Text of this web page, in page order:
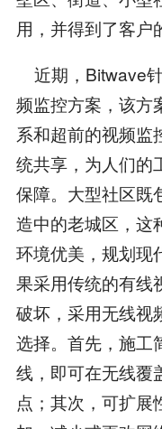
用，并得到了客户
近期，Bitwave
频监控方案，该方
系和超前的视频监
统共享，为人们的
保障。大型社区既
造中的老城区，这
环境优美，规划现
果采用传统的有线
破坏，采用无线视
选择。首先，施工
线，即可在无线覆
点；其次，可扩展